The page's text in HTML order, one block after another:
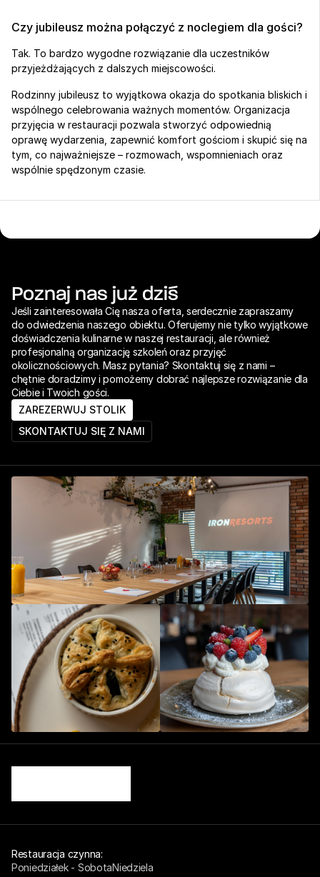
Czy jubileusz można połączyć z noclegiem dla gości?
Tak. To bardzo wygodne rozwiązanie dla uczestników
przyjeżdżających z dalszych miejscowości.
Rodzinny jubileusz to wyjątkowa okazja do spotkania bliskich i
wspólnego celebrowania ważnych momentów. Organizacja
przyjęcia w restauracji pozwala stworzyć odpowiednią
oprawę wydarzenia, zapewnić komfort gościom i skupić się na
tym, co najważniejsze – rozmowach, wspomnieniach oraz
wspólnie spędzonym czasie.
Poznaj nas już dziś
Jeśli zainteresowała Cię nasza oferta, serdecznie zapraszamy
do odwiedzenia naszego obiektu. Oferujemy nie tylko wyjątkowe
doświadczenia kulinarne w naszej restauracji, ale również
profesjonalną organizację szkoleń oraz przyjęć
okolicznościowych. Masz pytania? Skontaktuj się z nami –
chętnie doradzimy i pomożemy dobrać najlepsze rozwiązanie dla
Ciebie i Twoich gości.
ZAREZERWUJ STOLIK
SKONTAKTUJ SIĘ Z NAMI
Restauracja czynna:
Poniedziałek - SobotaNiedziela